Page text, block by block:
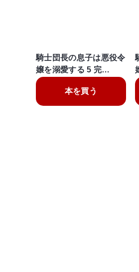
騎士団長の息子は悪役令
嬢を溺愛する 5 完…
本を買う